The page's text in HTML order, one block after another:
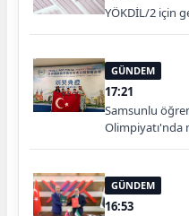
YÖKDİL/2 için
GÜNDEM
17:21
Samsunlu
Olimpiyatı'nda
GÜNDEM
16:53